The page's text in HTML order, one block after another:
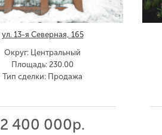
ул. 13-я Северная, 165
Округ: Центральный
Площадь: 230.00
Тип сделки: Продажа
2 400 000р.